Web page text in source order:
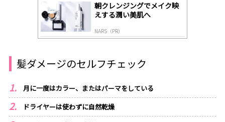
朝クレンジングでメイク映
えする潤い美肌へ
NARS（PR）
髪ダメージのセルフチェック
月に一度はカラー、またはパーマをしている
ドライヤーは使わずに自然乾燥